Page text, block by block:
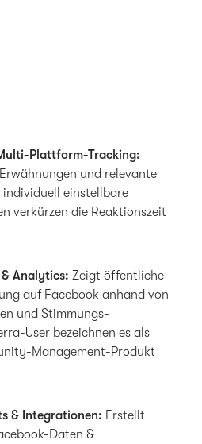
Plattform-Tracking:
und relevante
einstellbare
verkürzen die Reaktionszeit
Analytics: Zeigt öffentliche
auf Facebook anhand von
und Stimmungs-
User bezeichnen es als
Management-Produkt
& Integrationen: Erstellt
Daten &